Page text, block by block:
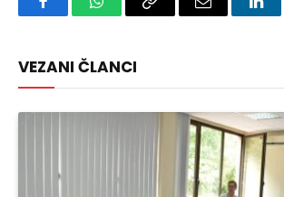
FacebookWhatsAppCopy
Email
VEZANI ČLANCI